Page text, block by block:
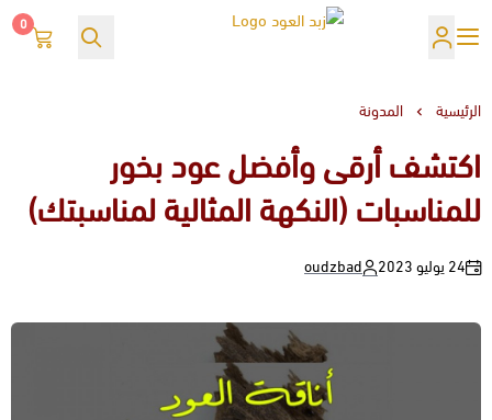
0
الرئيسية المدونة
اكتشف أرقى وأفضل عود بخور
للمناسبات (النكهة المثالية لمناسبتك)
24 يوليو 2023 oudzbad